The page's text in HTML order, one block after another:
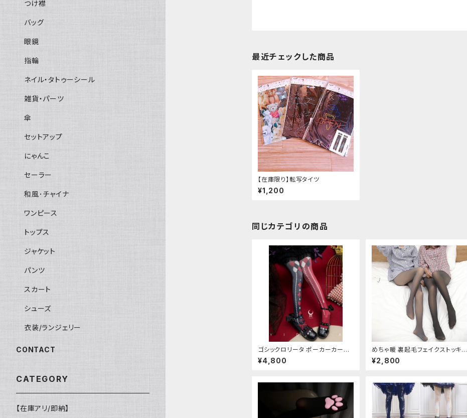
最近チェックした商品
【在庫限り】転写タイツ
¥1,200
同じカテゴリの商品
ゴシックロリータ ポーカーカード
柄 プリントタイツ
¥4,800
めちゃ暖 裏起毛フェイクストッキン
グ
¥2,800
つけ襟
バッグ
眼鏡
指輪
ネイル・タトゥーシール
雑貨・パーツ
傘
セットアップ
にゃんこ
セーラー
和風･チャイナ
ワンピース
トップス
ジャケット
パンツ
スカート
シューズ
衣装/ランジェリー
CONTACT
CATEGORY
【在庫アリ/即納】